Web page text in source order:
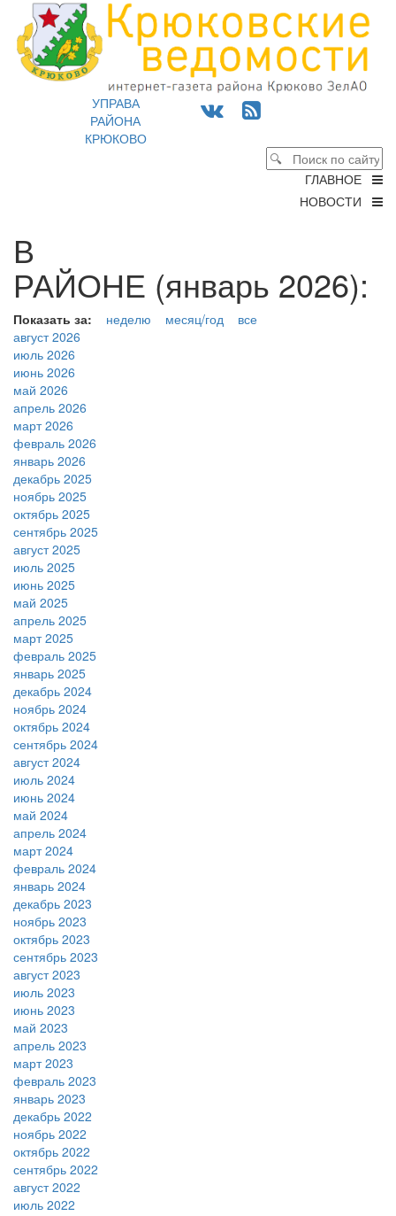
УПРАВА
РАЙОНА
КРЮКОВО
ГЛАВНОЕ
НОВОСТИ
В
РАЙОНЕ (январь 2026):
Показать за: неделю месяц/год
все
август 2026
июль 2026
июнь 2026
май 2026
апрель 2026
март 2026
февраль 2026
январь 2026
декабрь 2025
ноябрь 2025
октябрь 2025
сентябрь 2025
август 2025
июль 2025
июнь 2025
май 2025
апрель 2025
март 2025
февраль 2025
январь 2025
декабрь 2024
ноябрь 2024
октябрь 2024
сентябрь 2024
август 2024
июль 2024
июнь 2024
май 2024
апрель 2024
март 2024
февраль 2024
январь 2024
декабрь 2023
ноябрь 2023
октябрь 2023
сентябрь 2023
август 2023
июль 2023
июнь 2023
май 2023
апрель 2023
март 2023
февраль 2023
январь 2023
декабрь 2022
ноябрь 2022
октябрь 2022
сентябрь 2022
август 2022
июль 2022